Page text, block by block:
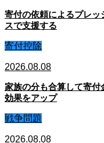
寄付の依頼によるプレ
スで支援する
寄付控除
2026.08.08
家族の分も合算して寄
効果をアップ
戦争問題
2026.08.08